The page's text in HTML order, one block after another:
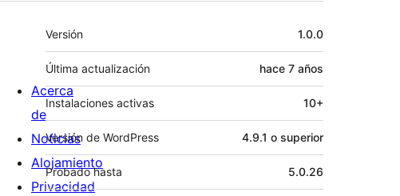
Meta
Versión 1.0.0
Última actualización hace 7 años
Instalaciones activas 10+
Versión de WordPress 4.9.1 o superior
Probado hasta 5.0.26
Acerca
de
Noticias
Alojamiento
Privacidad